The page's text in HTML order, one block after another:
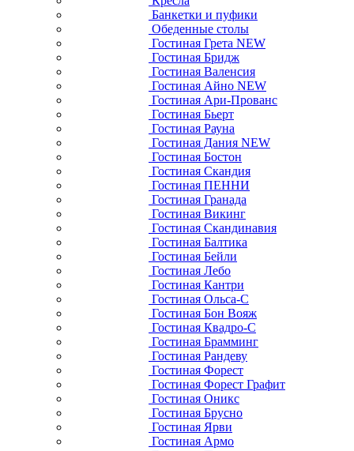
Банкетки и пуфики
Обеденные столы
Гостиная Грета NEW
Гостиная Бридж
Гостиная Валенсия
Гостиная Айно NEW
Гостиная Ари-Прованс
Гостиная Бьерт
Гостиная Рауна
Гостиная Дания NEW
Гостиная Бостон
Гостиная Скандия
Гостиная ПЕННИ
Гостиная Гранада
Гостиная Викинг
Гостиная Скандинавия
Гостиная Балтика
Гостиная Бейли
Гостиная Лебо
Гостиная Кантри
Гостиная Ольса-С
Гостиная Бон Вояж
Гостиная Квадро-С
Гостиная Брамминг
Гостиная Рандеву
Гостиная Форест
Гостиная Форест Графит
Гостиная Оникс
Гостиная Брусно
Гостиная Ярви
Гостиная Армо